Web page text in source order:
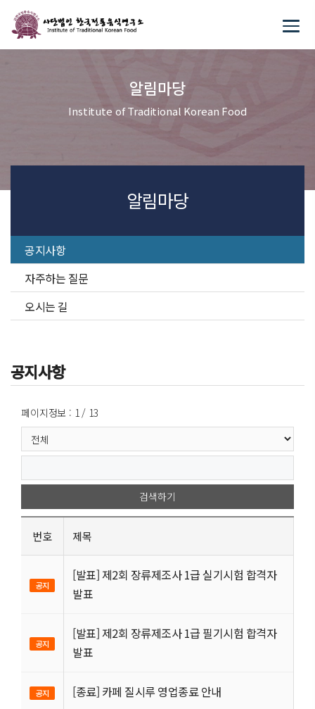
알림마당
Institute of Traditional Korean Food
알림마당
공지사항
자주하는 질문
오시는 길
공지사항
페이지정보 : 1 / 13
검색하기
번호 제목
공지
[발표] 제2회 장류제조사 1급 실기시험 합격자
발표
공지
[발표] 제2회 장류제조사 1급 필기시험 합격자
발표
공지 [종료] 카페 질시루 영업종료 안내